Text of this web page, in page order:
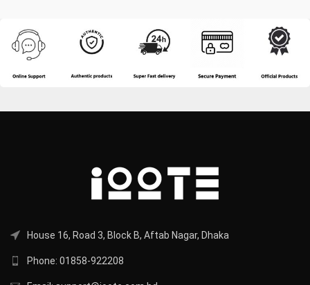
House 16, Road 3, Block B, Aftab Nagar, Dhaka
Phone: 01858-922208